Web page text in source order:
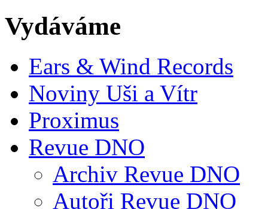
Vydáváme
Ears & Wind Records
Noviny Uši a Vítr
Proximus
Revue DNO
Archiv Revue DNO
Autoři Revue DNO